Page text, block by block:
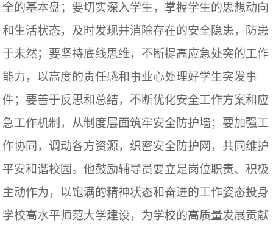
全的基本盘；要切实深入学生，掌握学生的思想动向
和生活状态，及时发现并消除存在的安全隐患，防患
于未然；要坚持底线思维，不断提高应急处突的工作
能力，以高度的责任感和事业心处理好学生突发事
件；要善于反思和总结，不断优化安全工作方案和应
急工作机制，从制度层面筑牢安全防护墙；要加强工
作协同，调动各方资源，织密安全防护网，共同维护
平安和谐校园。他鼓励辅导员要立足岗位职责、积极
主动作为，以饱满的精神状态和奋进的工作姿态投身
学校高水平师范大学建设，为学校的高质量发展贡献